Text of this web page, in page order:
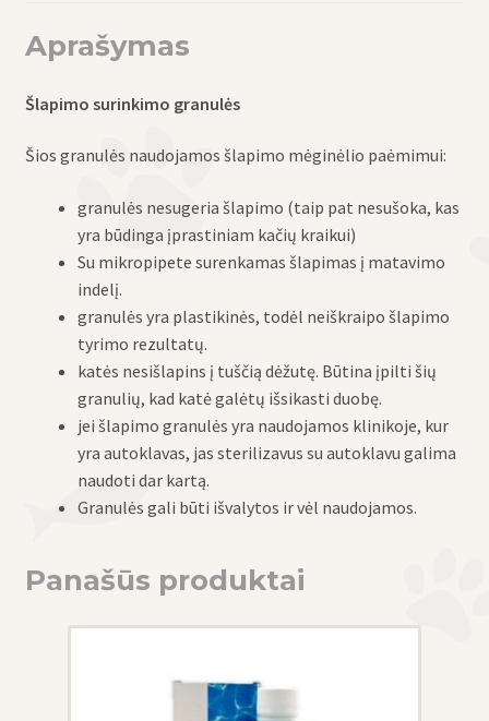
Aprašymas
Šlapimo surinkimo granulės
Šios granulės naudojamos šlapimo mėginėlio paėmimui:
granulės nesugeria šlapimo (taip pat nesušoka, kas
yra būdinga įprastiniam kačių kraikui)
Su mikropipete surenkamas šlapimas į matavimo
indelį.
granulės yra plastikinės, todėl neiškraipo šlapimo
tyrimo rezultatų.
katės nesišlapins į tuščią dėžutę. Būtina įpilti šių
granulių, kad katė galėtų išsikasti duobę.
jei šlapimo granulės yra naudojamos klinikoje, kur
yra autoklavas, jas sterilizavus su autoklavu galima
naudoti dar kartą.
Granulės gali būti išvalytos ir vėl naudojamos.
Panašūs produktai